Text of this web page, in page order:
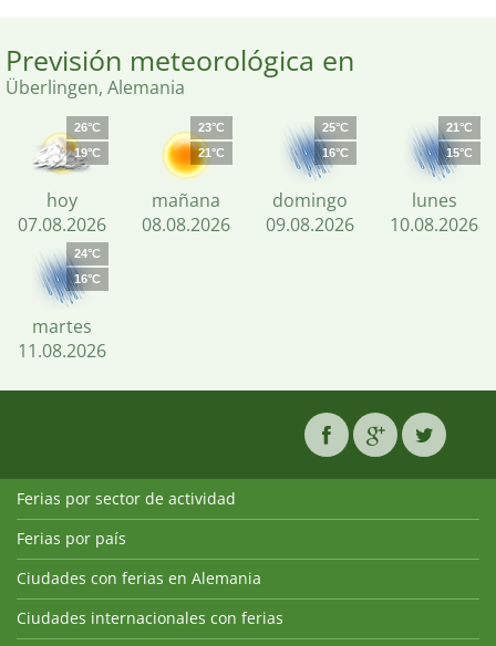
Previsión meteorológica en
Überlingen, Alemania
26°C
19°C
hoy
07.08.2026
23°C
21°C
mañana
08.08.2026
25°C
16°C
domingo
09.08.2026
21°C
15°C
lunes
10.08.2026
24°C
16°C
martes
11.08.2026
Ferias por sector de actividad
Ferias por país
Ciudades con ferias en Alemania
Ciudades internacionales con ferias